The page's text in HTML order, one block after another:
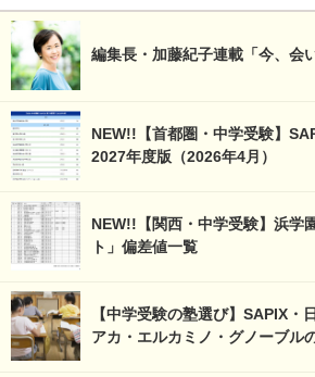
編集長・加藤紀子連載「今、会
NEW!!【首都圏・中学受験】
2027年度版（2026年4月）
NEW!!【関西・中学受験】浜学
ト」偏差値一覧
【中学受験の塾選び】SAPIX・
アカ・エルカミノ・グノーブル